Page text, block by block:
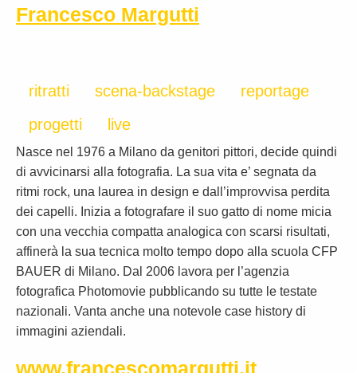
Francesco Margutti
ritratti scena-backstage
reportage
progetti
live
Nasce nel 1976 a Milano da genitori pittori, decide quindi
di avvicinarsi alla fotografia. La sua vita e’ segnata da
ritmi rock, una laurea in design e dall’improvvisa perdita
dei capelli. Inizia a fotografare il suo gatto di nome micia
con una vecchia compatta analogica con scarsi risultati,
affinerà la sua tecnica molto tempo dopo alla scuola CFP
BAUER di Milano. Dal 2006 lavora per l’agenzia
fotografica Photomovie pubblicando su tutte le testate
nazionali. Vanta anche una notevole case history di
immagini aziendali.
www.francescomargutti.it